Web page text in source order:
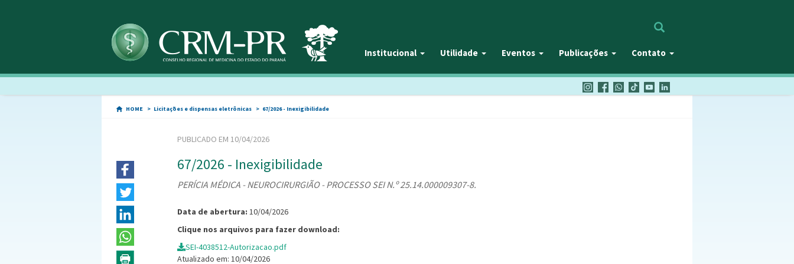
Institucional Utilidade Eventos Publicações Contato
HOME Licitações e dispensas eletrônicas 67/2026 - Inexigibilidade
PUBLICADO EM 10/04/2026
67/2026 - Inexigibilidade
PERÍCIA MÉDICA - NEUROCIRURGIÃO - PROCESSO SEI N.º 25.14.000009307-8.
Data de abertura: 10/04/2026
Clique nos arquivos para fazer download:
SEI-4038512-Autorizacao.pdf
Atualizado em: 10/04/2026